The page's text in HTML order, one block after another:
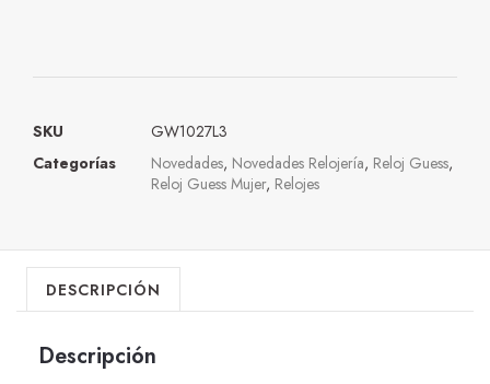
SKU
GW1027L3
Categorías
Novedades, Novedades Relojería, Reloj Guess,
Reloj Guess Mujer, Relojes
DESCRIPCIÓN
Descripción